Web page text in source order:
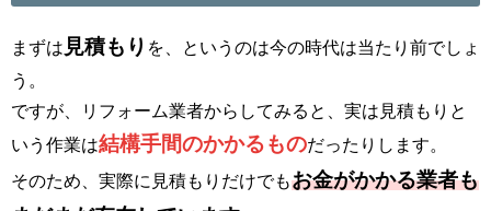
まずは 見積もり を、というのは今の時代は当たり前でしょ
う。
ですが、リフォーム業者からしてみると、実は見積もりと
いう作業は結構手間のかかるものだったりします。
そのため、実際に見積もりだけでもお金がかかる業者も